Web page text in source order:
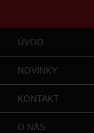
ÚVOD
NOVINKY
KONTAKT
O NÁS